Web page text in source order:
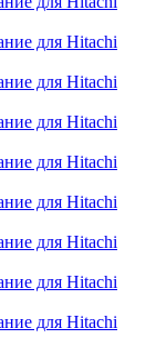
для Hitachi
для Hitachi
для Hitachi
для Hitachi
для Hitachi
для Hitachi
для Hitachi
для Hitachi